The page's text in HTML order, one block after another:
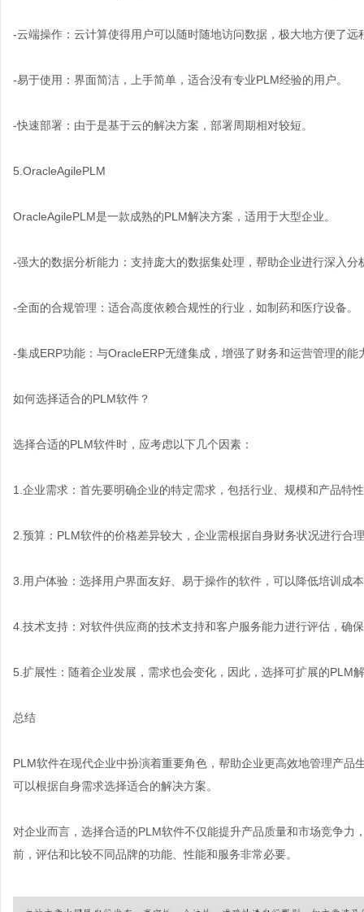
-云端操作：云计算使得用户可以随时随地访问数据，极大地方便了远
-易于使用：界面简洁，上手简单，适合没有专业PLM经验的用户。
-快速部署：由于是基于云的解决方案，部署周期相对较短。
5.OracleAgilePLM
OracleAgilePLM是一款成熟的PLM解决方案，适用于大型企业。
-强大的数据分析能力：支持庞大的数据集处理，帮助企业进行深入分
-全面的合规管理：适合高度依赖合规性的行业，如制药和医疗设备。
-集成ERP功能：与OracleERP无缝集成，增强了财务和运营管理的能
如何选择适合的PLM软件？
选择合适的PLM软件时，应考虑以下几个因素：
1.企业需求：首先要明确企业的特定需求，包括行业、规模和产品特
2.预算：PLM软件的价格差异较大，企业需根据自身财务状况进行合
3.用户体验：选择用户界面友好、易于操作的软件，可以降低培训成
4.技术支持：对软件供应商的技术支持和客户服务能力进行评估，确
5.扩展性：随着企业发展，需求也会变化，因此，选择可扩展的PLM
总结
PLM软件在现代企业中扮演着重要角色，帮助企业更高效地管理产
可以根据自身需求选择适合的解决方案。
对企业而言，选择合适的PLM软件不仅能提升产品质量和市场竞争
前，评估和比较不同品牌的功能、性能和服务非常必要。